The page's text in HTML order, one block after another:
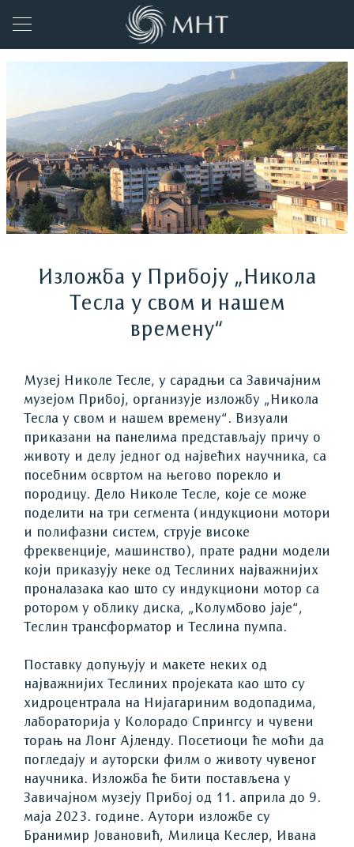
Изложба у Прибоју „Никола
Тесла у свом и нашем
времену“
Музеј Николе Тесле, у сарадњи са Завичајним
музејом Прибој, организује изложбу „Никола
Тесла у свом и нашем времену“. Визуали
приказани на панелима представљају причу о
животу и делу једног од највећих научника, са
посебним освртом на његово порекло и
породицу. Дело Николе Тесле, које се може
поделити на три сегмента (индукциони мотори
и полифазни систем, струје високе
фреквенције, машинство), прате радни модели
који приказују неке од Теслиних најважнијих
проналазака као што су индукциони мотор са
ротором у облику диска, „Колумбово јаје“,
Теслин трансформатор и Теслина пумпа.
Поставку допуњују и макете неких од
најважнијих Теслиних пројеката као што су
хидроцентрала на Нијагариним водопадима,
лабораторија у Колорадо Спрингсу и чувени
торањ на Лонг Ајленду. Посетиоци ће моћи да
погледају и ауторски филм о животу чувеног
научника. Изложба ће бити постављена у
Завичајном музеју Прибој од 11. априла до 9.
маја 2023. године. Аутори изложбе су
Бранимир Јовановић, Милица Кеслер, Ивана